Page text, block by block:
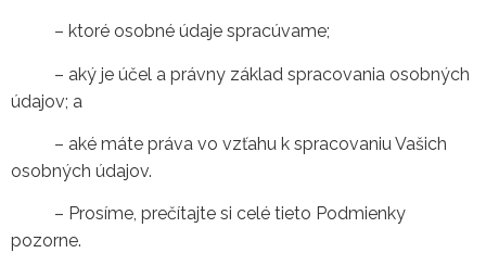
– ktoré osobné údaje spracúvame;
– aký je účel a právny základ spracovania osobných
údajov; a
– aké máte práva vo vzťahu k spracovaniu Vašich
osobných údajov.
– Prosíme, prečítajte si celé tieto Podmienky
pozorne.